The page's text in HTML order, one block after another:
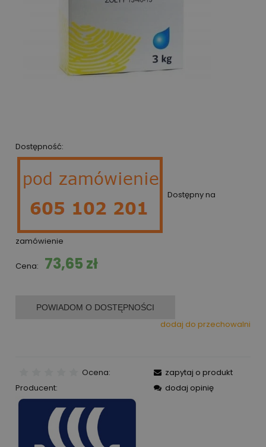
Dostępność:
Dostępny na
zamówienie
Cena: 73,65 zł
POWIADOM O DOSTĘPNOŚCI
dodaj do przechowalni
Ocena:
Producent:
zapytaj o produkt
dodaj opinię